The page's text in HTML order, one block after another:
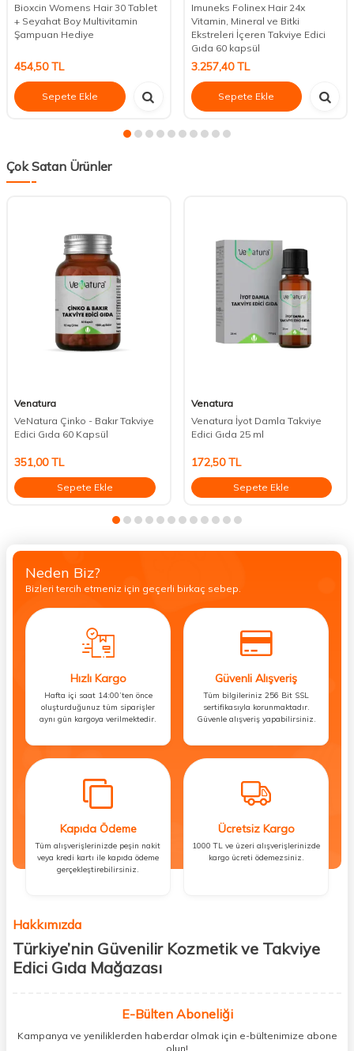
Bioxcin Womens Hair 30 Tablet
+ Seyahat Boy Multivitamin
Şampuan Hediye
454,50TL
Sepete Ekle
Imuneks Folinex Hair 24x
Vitamin, Mineral ve Bitki
Ekstreleri İçeren Takviye Edici
Gıda 60 kapsül
3.257,40TL
Sepete Ekle
Çok Satan Ürünler
Venatura
VeNatura Çinko - Bakır Takviye
Edici Gıda 60 Kapsül
351,00TL
Sepete Ekle
Venatura
Venatura İyot Damla Takviye
Edici Gıda 25 ml
172,50TL
Sepete Ekle
Neden Biz?
Bizleri tercih etmeniz için geçerli birkaç sebep.
Hızlı Kargo
Hafta içi saat 14:00’ten önce
oluşturduğunuz tüm siparişler
aynı gün kargoya verilmektedir.
Güvenli Alışveriş
Tüm bilgileriniz 256 Bit SSL
sertifikasıyla korunmaktadır.
Güvenle alışveriş yapabilirsiniz.
Kapıda Ödeme
Tüm alışverişlerinizde peşin nakit
veya kredi kartı ile kapıda ödeme
gerçekleştirebilirsiniz.
Ücretsiz Kargo
1000 TL ve üzeri alışverişlerinizde
kargo ücreti ödemezsiniz.
Hakkımızda
Türkiye’nin Güvenilir Kozmetik ve Takviye
Edici Gıda Mağazası
kişisel bakım hem de takviye edici gıda ürünlerini sizlerle
buluşturuyoruz. Artık mağaza mağaza dolaşmanıza gerek yok;
ihtiyacınız olan her şeyi tek bir çatı altında topluyor ve kapınıza kadar
E-Bülten Aboneliği
Kampanya ve yeniliklerden haberdar olmak için e-bültenimize abone
olun!